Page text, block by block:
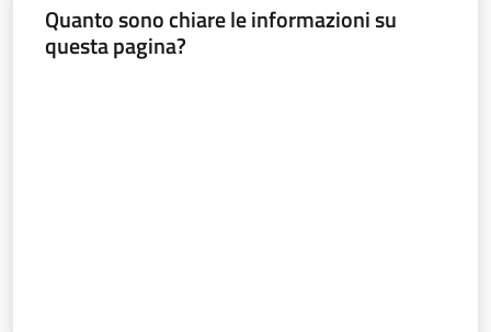
Newsletter
Quanto sono chiare le informazioni su
questa pagina?